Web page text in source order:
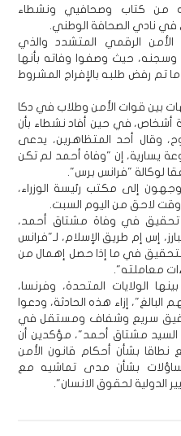
من كتاب وصحافيي ونشطاء
نادي الصحافة الوطني.
الأمن الرقمي المتشدد والذي
حيث وصفوا وفاته بأنها
تم رفض طلبه بالإفراج المشروط
بين قوات الأمن وطلاب في دكا
أشخاص، في حين أفاد نشطاء بأن
وقال أحد المتظاهرين، يدعى
يسارية، إن "وفاة أحمد لم تكن
لوكالة "فرانس برس".
إلى مكتب رئيسة الوزراء،
لاحق من اليوم السبت.
تحقيق في وفاة مشتاق أحمد،
إس إم طريق الإسلام، لـ"فرانس
في ما إذا حصل إهمال من
معاملته".
13 دولة من بينها الولايات المتحدة، وفرنسا،
البالغ"، إزاء هذه الحادثة، ودعوا
سريع وشفاف ومستقل في
مشتاق أحمد"، مؤكدين أن
نطاقا بشأن أحكام قانون الأمن
بشأن مدى تماشيه مع
الدولية لحقوق الانسان".